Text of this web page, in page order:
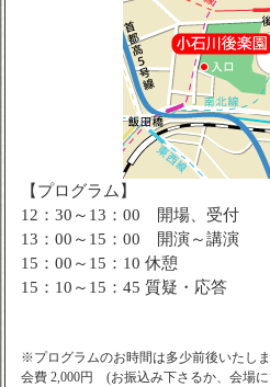
【プログラム】
12：30～13：00 開場、受付
13：00～15：00 開演～講演
15：00～15：10 休憩
15：10～15：45 質疑・応答
※プログラムのお時間は多少前後いたしま
会費 2,000円 (お振込み下さるか、会場